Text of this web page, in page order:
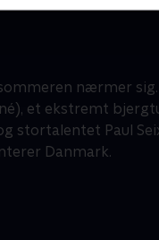
nærmer
et ekstremt
stortalentet Paul
Danmark.